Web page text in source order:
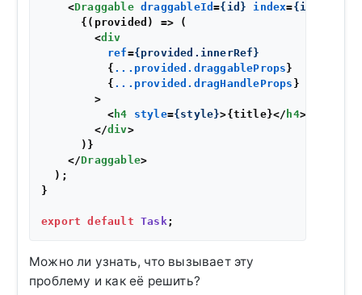
<Draggable draggableId={id} index={index}
      {(provided) => (
<div
ref={provided.innerRef}
          {
...provided.draggableProps }
          {
...provided.dragHandleProps }
        >
< h4 style={style}>{title}</ h4>
</div>
      )}
</Draggable>
  );
}
export default Task
Можно ли узнать, что вызывает эту
проблему и как её решить?